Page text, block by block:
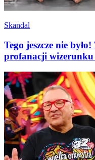
Skandal
Tego jeszcze nie
profanacji wizerunku